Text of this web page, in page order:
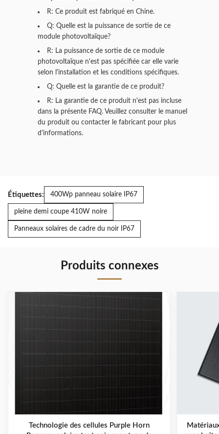
R: Ce produit est fabriqué en Chine.
Q: Quelle est la puissance de sortie de ce
module photovoltaïque?
R: La puissance de sortie de ce module
photovoltaïque n'est pas spécifiée car elle varie
selon l'installation et les conditions spécifiques.
Q: Quelle est la garantie de ce produit?
R: La garantie de ce produit n'est pas incluse
dans la présente FAQ. Veuillez consulter le manuel
du produit ou contacter le fabricant pour plus
d'informations.
Étiquettes: 400Wp panneau solaire IP67
pleine demi coupe 410W noire
Panneaux solaires de cadre du noir IP67
Produits connexes
Technologie des cellules Purple Horn